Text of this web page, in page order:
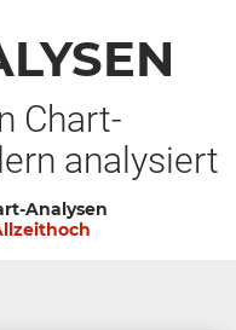
Chart-
analysiert
Analysen